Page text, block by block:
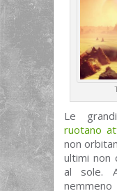
Le
ruotano
non
ultimi non
al sole.